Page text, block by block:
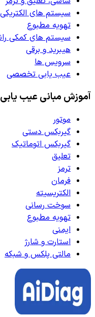
سیستم های الکتریکی
تهویه مطبوع
سیستم های کمکی
هیبرید و برقی
سرویس ها
عیب یابی تخصصی
آموزش مبانی عیب یابی
موتور
گیربکس دستی
گیربکس اتوماتیک
تعلیق
ترمز
فرمان
الکتریسیته
سوخت رسانی
تهویه مطبوع
ایمنی
استارت و شارژ
مالتی پلکس و شبکه